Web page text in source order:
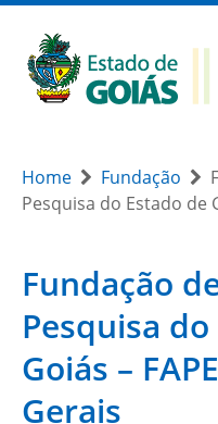
Home Fundação
Pesquisa do Estado de
Fundação
Pesquisa
Goiás –
Gerais